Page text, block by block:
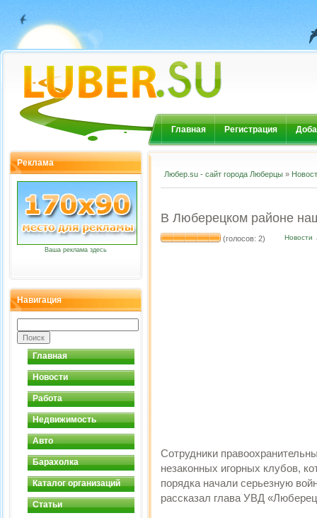
Главная Регистрация
Реклама
Ваша реклама здесь
Навигация
Главная
Новости
Работа
Недвижимость
Авто
Барахолка
Каталог организаций
Статьи
Любер.su - сайт города Люберцы »
В Люберецком районе
(голосов: 2) Новости
Сотрудники
незаконных игорных клубов,
порядка начали серьезную
рассказал глава УВД